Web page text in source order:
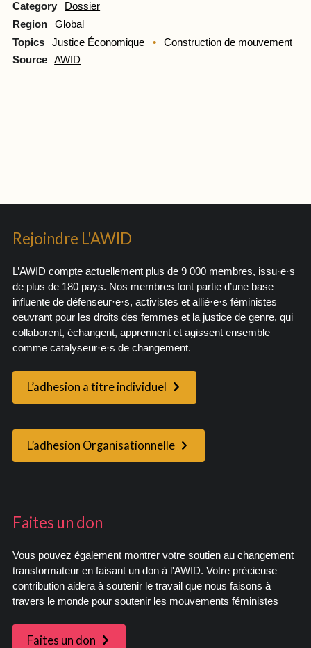
Category
Dossier
Region
Global
Topics
Justice Économique
Construction de mouvement
Source
AWID
Rejoindre L'AWID
L’AWID compte actuellement plus de 9 000 membres, issu·e·s
de plus de 180 pays. Nos membres font partie d’une base
influente de défenseur·e·s, activistes et allié·e·s féministes
oeuvrant pour les droits des femmes et la justice de genre, qui
collaborent, échangent, apprennent et agissent ensemble
comme catalyseur·e·s de changement.
L’adhesion a titre individuel
L’adhesion Organisationnelle
Faites un don
Vous pouvez également montrer votre soutien au changement
transformateur en faisant un don à l'AWID. Votre précieuse
contribution aidera à soutenir le travail que nous faisons à
travers le monde pour soutenir les mouvements féministes
Faites un don